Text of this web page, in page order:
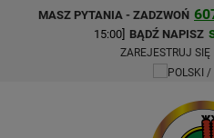
MASZ PYTANIA - ZADZWOŃ
15:00] BĄDŹ NAPISZ
ZAREJESTRUJ SIĘ